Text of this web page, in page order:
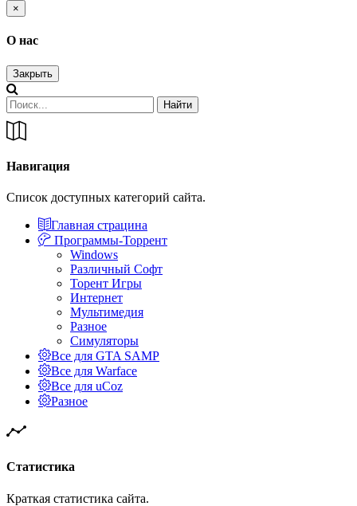
×
О нас
Закрыть
Навигация
Список доступных категорий сайта.
Главная страцина
Программы-Торрент
Windows
Различный Софт
Торент Игры
Интернет
Мультимедия
Разное
Симуляторы
Все для GTA SAMP
Все для Warface
Все для uCoz
Разное
Статистика
Краткая статистика сайта.